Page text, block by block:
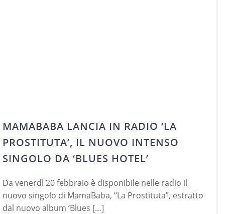
MAMABABA LANCIA IN RADIO ‘LA
PROSTITUTA’, IL NUOVO INTENSO
SINGOLO DA ‘BLUES HOTEL’
Da venerdì 20 febbraio è disponibile nelle radio il
nuovo singolo di MamaBaba, “La Prostituta”, estratto
dal nuovo album ‘Blues […]